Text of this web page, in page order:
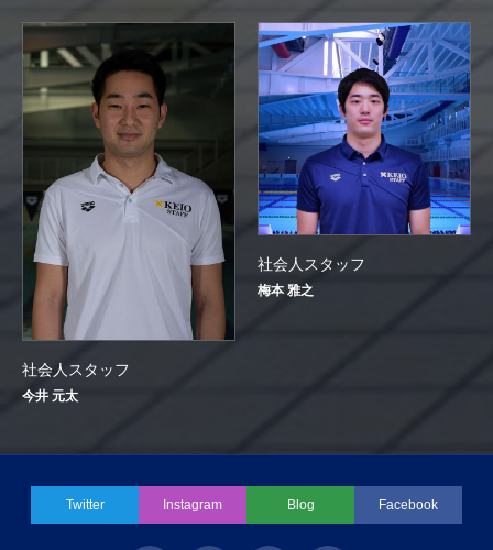
社会人スタッフ
梅本 雅之
社会人スタッフ
今井 元太
Twitter Instagram Blog Facebook